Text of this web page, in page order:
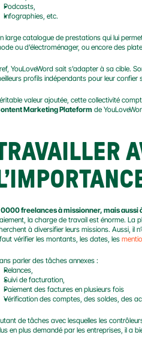
Podcasts,
Infographies, etc.
large catalogue de prestations qui lui
ou d’électroménager, ou encore des
YouLoveWord sait s’adapter à sa cible.
profils indépendants pour leur confier
Marketing Plateform de
0000 freelances à missionner, mais aussi
la charge de travail est énorme. La
à diversifier leurs missions. Aussi, il
vérifier les montants, les dates, les
parler des tâches annexes :
Relances,
Suivi de facturation,
Paiement des factures en plusieurs fois
Vérification des comptes, des soldes, des
de tâches avec lesquelles les
en plus demandé par les entreprises, il a